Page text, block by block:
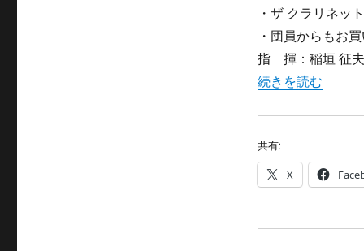
・ザ クラリネ
・団員からもお
指 揮：稲垣 征夫
“第38回演奏会”
続きを読む
共有:
X